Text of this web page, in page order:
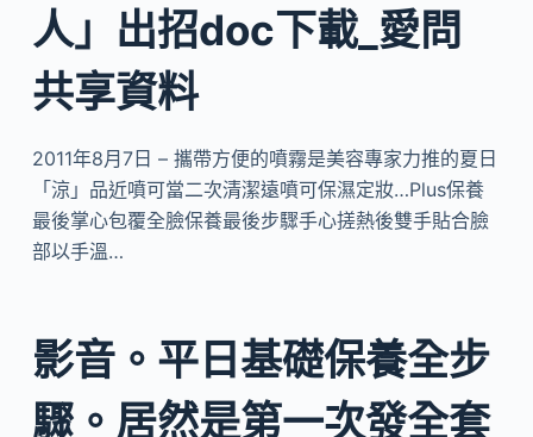
人」出招doc下載_愛問
共享資料
2011年8月7日 – 攜帶方便的噴霧是美容專家力推的夏日
「涼」品近噴可當二次清潔遠噴可保濕定妝…Plus保養
最後掌心包覆全臉保養最後步驟手心搓熱後雙手貼合臉
部以手溫…
影音。平日基礎保養全步
驟。居然是第一次發全套